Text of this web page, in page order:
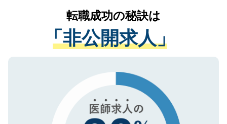
は、個人情報の取り扱いについての厳密な
管理基準を満たした事業者のみに付与され
る、プライバシーマークを取得済みです。
ご登録いただいた個人情報は、SSL（デー
で、機密保持に関してもご安心ください。
かがいして、現在の医療機関の状況や紹介
経験をまじえながら、適切なアドバイスを
させていただきます。すぐにご転職をされ
ない方には、長期的なサポートが可能です
ので、まずはご登録ください。
転職成功の秘訣は
「非公開求人」